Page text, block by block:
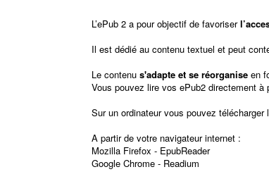
L’ePub 2 a pour objectif de favoriser
Il est dédié au contenu textuel et peut
Le contenu s'adapte et se réorganise en
Vous pouvez lire vos ePub2 directement à
Sur un ordinateur vous pouvez télécharger
A partir de votre navigateur internet :
Mozilla Firefox - EpubReader
Google Chrome - Readium